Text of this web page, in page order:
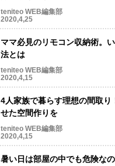
teniteo WEB編集部
2020,4,25
ママ必見のリモコン収納術。
法とは
teniteo WEB編集部
2020,4,15
4人家族で暮らす理想の間取り
せた空間作りを
teniteo WEB編集部
2020,4,15
暑い日は部屋の中でも危険な